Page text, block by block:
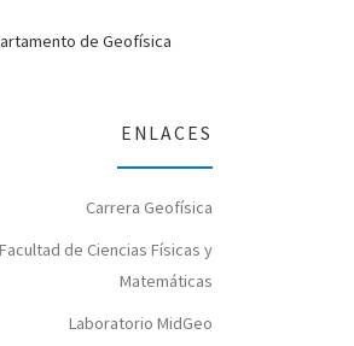
de Geofísica
ENLACES
Carrera Geofísica
Facultad de Ciencias Físicas y
Matemáticas
Laboratorio MidGeo